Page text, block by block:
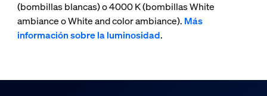
(bombillas blancas) o 4000 K (bombillas White
ambiance o White and color ambiance). Más
información sobre la luminosidad.